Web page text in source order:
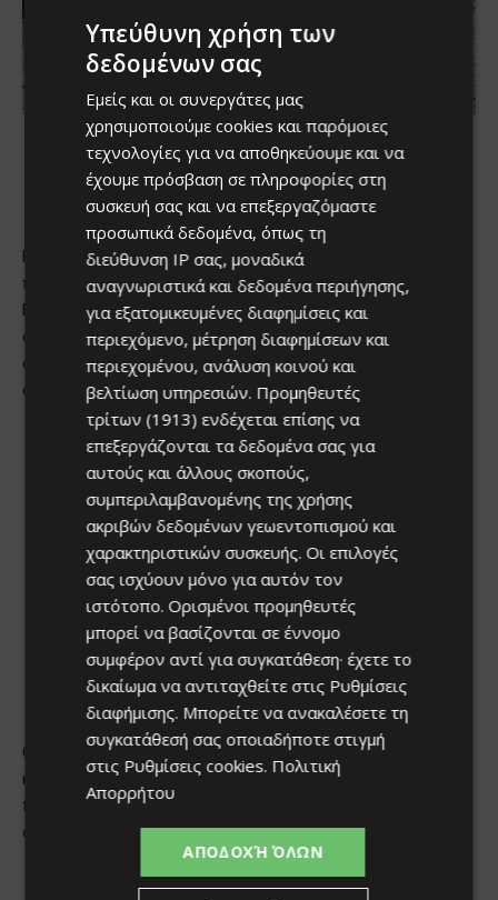
Υπεύθυνη χρήση των
δεδομένων σας
Εμείς και οι συνεργάτες μας
χρησιμοποιούμε cookies και παρόμοιες
τεχνολογίες για να αποθηκεύουμε και να
έχουμε πρόσβαση σε πληροφορίες στη
συσκευή σας και να επεξεργαζόμαστε
προσωπικά δεδομένα, όπως τη
διεύθυνση IP σας, μοναδικά
αναγνωριστικά και δεδομένα περιήγησης,
για εξατομικευμένες διαφημίσεις και
περιεχόμενο, μέτρηση διαφημίσεων και
περιεχομένου, ανάλυση κοινού και
βελτίωση υπηρεσιών. Προμηθευτές
τρίτων (1913) ενδέχεται επίσης να
επεξεργάζονται τα δεδομένα σας για
αυτούς και άλλους σκοπούς,
συμπεριλαμβανομένης της χρήσης
ακριβών δεδομένων γεωεντοπισμού και
χαρακτηριστικών συσκευής. Οι επιλογές
σας ισχύουν μόνο για αυτόν τον
ιστότοπο. Ορισμένοι προμηθευτές
μπορεί να βασίζονται σε έννομο
συμφέρον αντί για συγκατάθεση· έχετε το
δικαίωμα να αντιταχθείτε στις Ρυθμίσεις
διαφήμισης. Μπορείτε να ανακαλέσετε τη
συγκατάθεσή σας οποιαδήποτε στιγμή
στις Ρυθμίσεις cookies. Πολιτική
Απορρήτου
ΑΠΟΔΟΧΉ ΌΛΩΝ